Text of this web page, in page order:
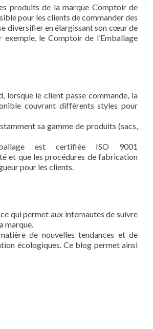
produits de la marque Comptoir de
pour les clients de commander des
diversifier en élargissant son cœur de
le Comptoir de l’Emballage
lorsque le client passe commande, la
couvrant différents styles pour
sa gamme de produits (sacs,
est certifiée ISO 9001
et que les procédures de fabrication
pour les clients.
qui permet aux internautes de suivre
marque.
de nouvelles tendances et de
écologiques. Ce blog permet ainsi